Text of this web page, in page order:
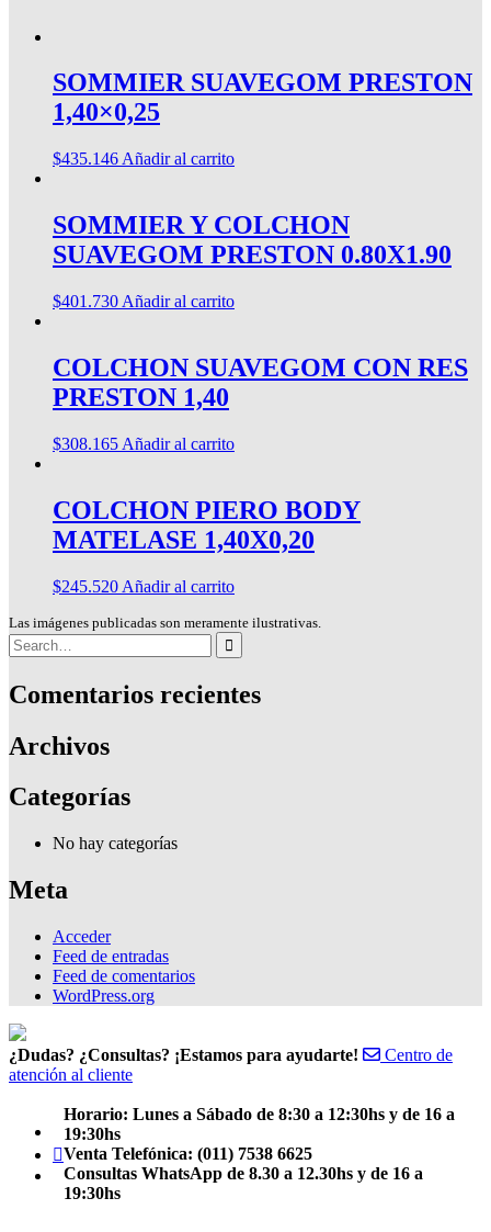
SOMMIER SUAVEGOM PRESTON
1,40×0,25
$435.146 Añadir al carrito
SOMMIER Y COLCHON
SUAVEGOM PRESTON 0.80X1.90
$401.730 Añadir al carrito
COLCHON SUAVEGOM CON RES
PRESTON 1,40
$308.165 Añadir al carrito
COLCHON PIERO BODY
MATELASE 1,40X0,20
$245.520 Añadir al carrito
Las imágenes publicadas son meramente ilustrativas.
Search
for:
Comentarios recientes
Archivos
Categorías
No hay categorías
Meta
Acceder
Feed de entradas
Feed de comentarios
WordPress.org
¿Dudas? ¿Consultas? ¡Estamos para ayudarte!
Centro de
atención al cliente
Facebook
Teléfono
Email
Horario: Lunes a Sábado de 8:30 a 12:30hs y de 16 a
19:30hs
Venta Telefónica: (011) 7538 6625
Consultas WhatsApp de 8.30 a 12.30hs y de 16 a
19:30hs